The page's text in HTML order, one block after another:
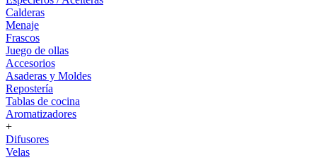
Calderas
Menaje
Frascos
Juego de ollas
Accesorios
Asaderas y Moldes
Repostería
Tablas de cocina
Aromatizadores
+
Difusores
Velas